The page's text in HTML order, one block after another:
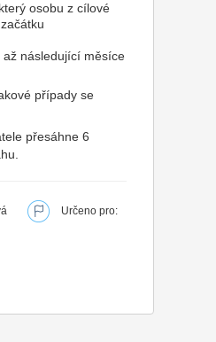
osobu z cílové
následující měsíce
případy se
přesáhne 6
Určeno pro: